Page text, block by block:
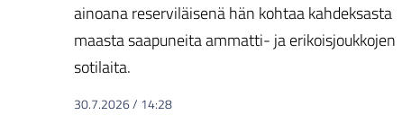
ainoana reserviläisenä hän kohtaa kahdeksasta
maasta saapuneita ammatti- ja erikoisjoukkojen
sotilaita.
30.7.2026/ 14:28